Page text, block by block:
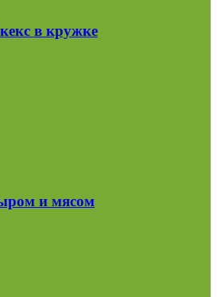
в кружке
и мясом